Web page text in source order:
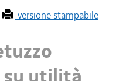
versione stampabile